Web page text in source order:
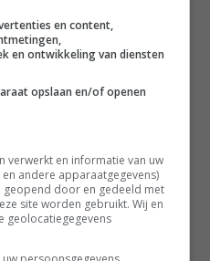
prijs moet innovatie
Groente & Fruit neemt Four
duurzaamheidsplan
eind 2021
en content,
en ontwikkeling van diensten
opslaan en/of openen
verwerkt en informatie van uw
andere apparaatgegevens)
door en gedeeld met
site worden gebruikt. Wij en
geolocatiegegevens